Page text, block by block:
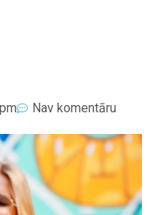
Nav komentāru